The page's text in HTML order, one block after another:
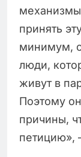
принять
минимум,
люди,
живут в
Поэтому
причины,
петицию»,